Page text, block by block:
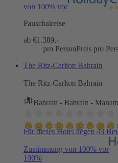
von 100% vor
Pauschalreise
ab €1.389,-
pro PersonPreis pro
The Ritz-Carlton Bahrain
The Ritz-Carlton Bahrain
Bahrain - Bahrain -
Für dieses Hotel liegen 43
Zustimmung von 100% vor
100%